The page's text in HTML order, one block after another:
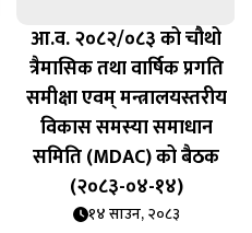
आ.व. २०८२/०८३ को चौथो
त्रैमासिक तथा वार्षिक प्रगति
समीक्षा एवम् मन्त्रालयस्तरीय
विकास समस्या समाधान
समिति (MDAC) को बैठक
(२०८३-०४-१४)
१४ साउन, २०८३